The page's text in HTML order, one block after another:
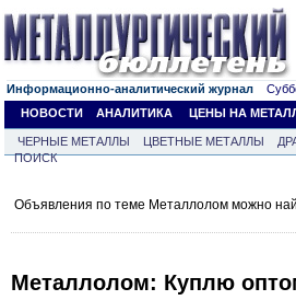
Информационно-аналитический журнал
НОВОСТИ
АНАЛИТИКА ЦЕНЫ НА
ЧЕРНЫЕ МЕТАЛЛЫ ЦВЕТНЫЕ МЕТАЛЛЫ
ПОИСК
Объявления по теме Металлолом можно
Металлолом: Куплю